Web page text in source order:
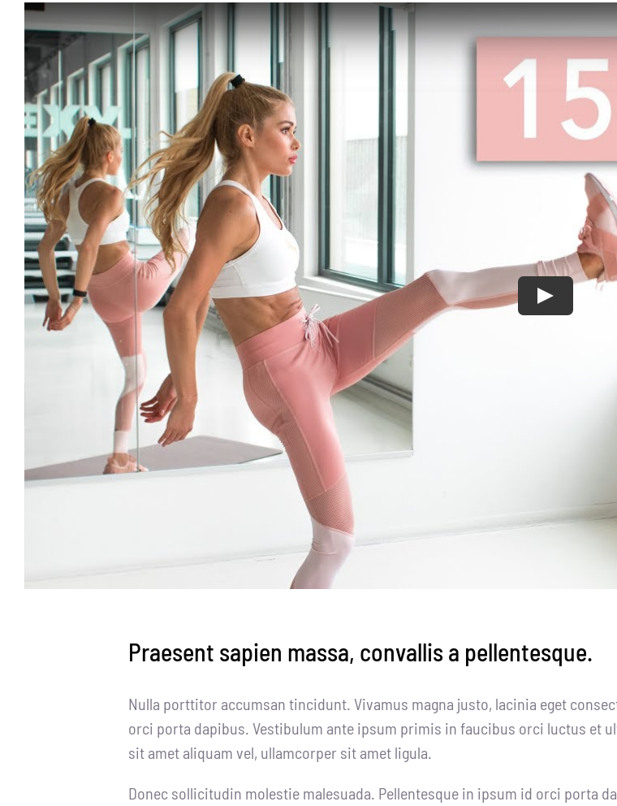
Praesent sapien massa, convallis a pellentesque.
Nulla porttitor accumsan tincidunt. Vivamus magna justo, lacinia eget
orci porta dapibus. Vestibulum ante ipsum primis in faucibus orci luctus et
sit amet aliquam vel, ullamcorper sit amet ligula.
Donec sollicitudin molestie malesuada. Pellentesque in ipsum id orci porta